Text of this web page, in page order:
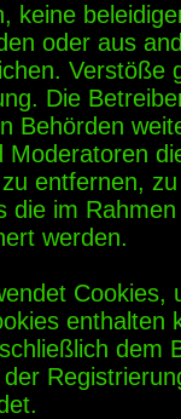
keine
oder aus
Verstöße
Die
Behörden
Moderatoren
entfernen,
die im
werden.
enthalten
dem